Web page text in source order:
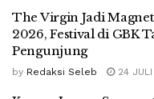
The Virgin Jadi
2026, Festival di GBK
Pengunjung
by Redaksi Seleb 24 JULI